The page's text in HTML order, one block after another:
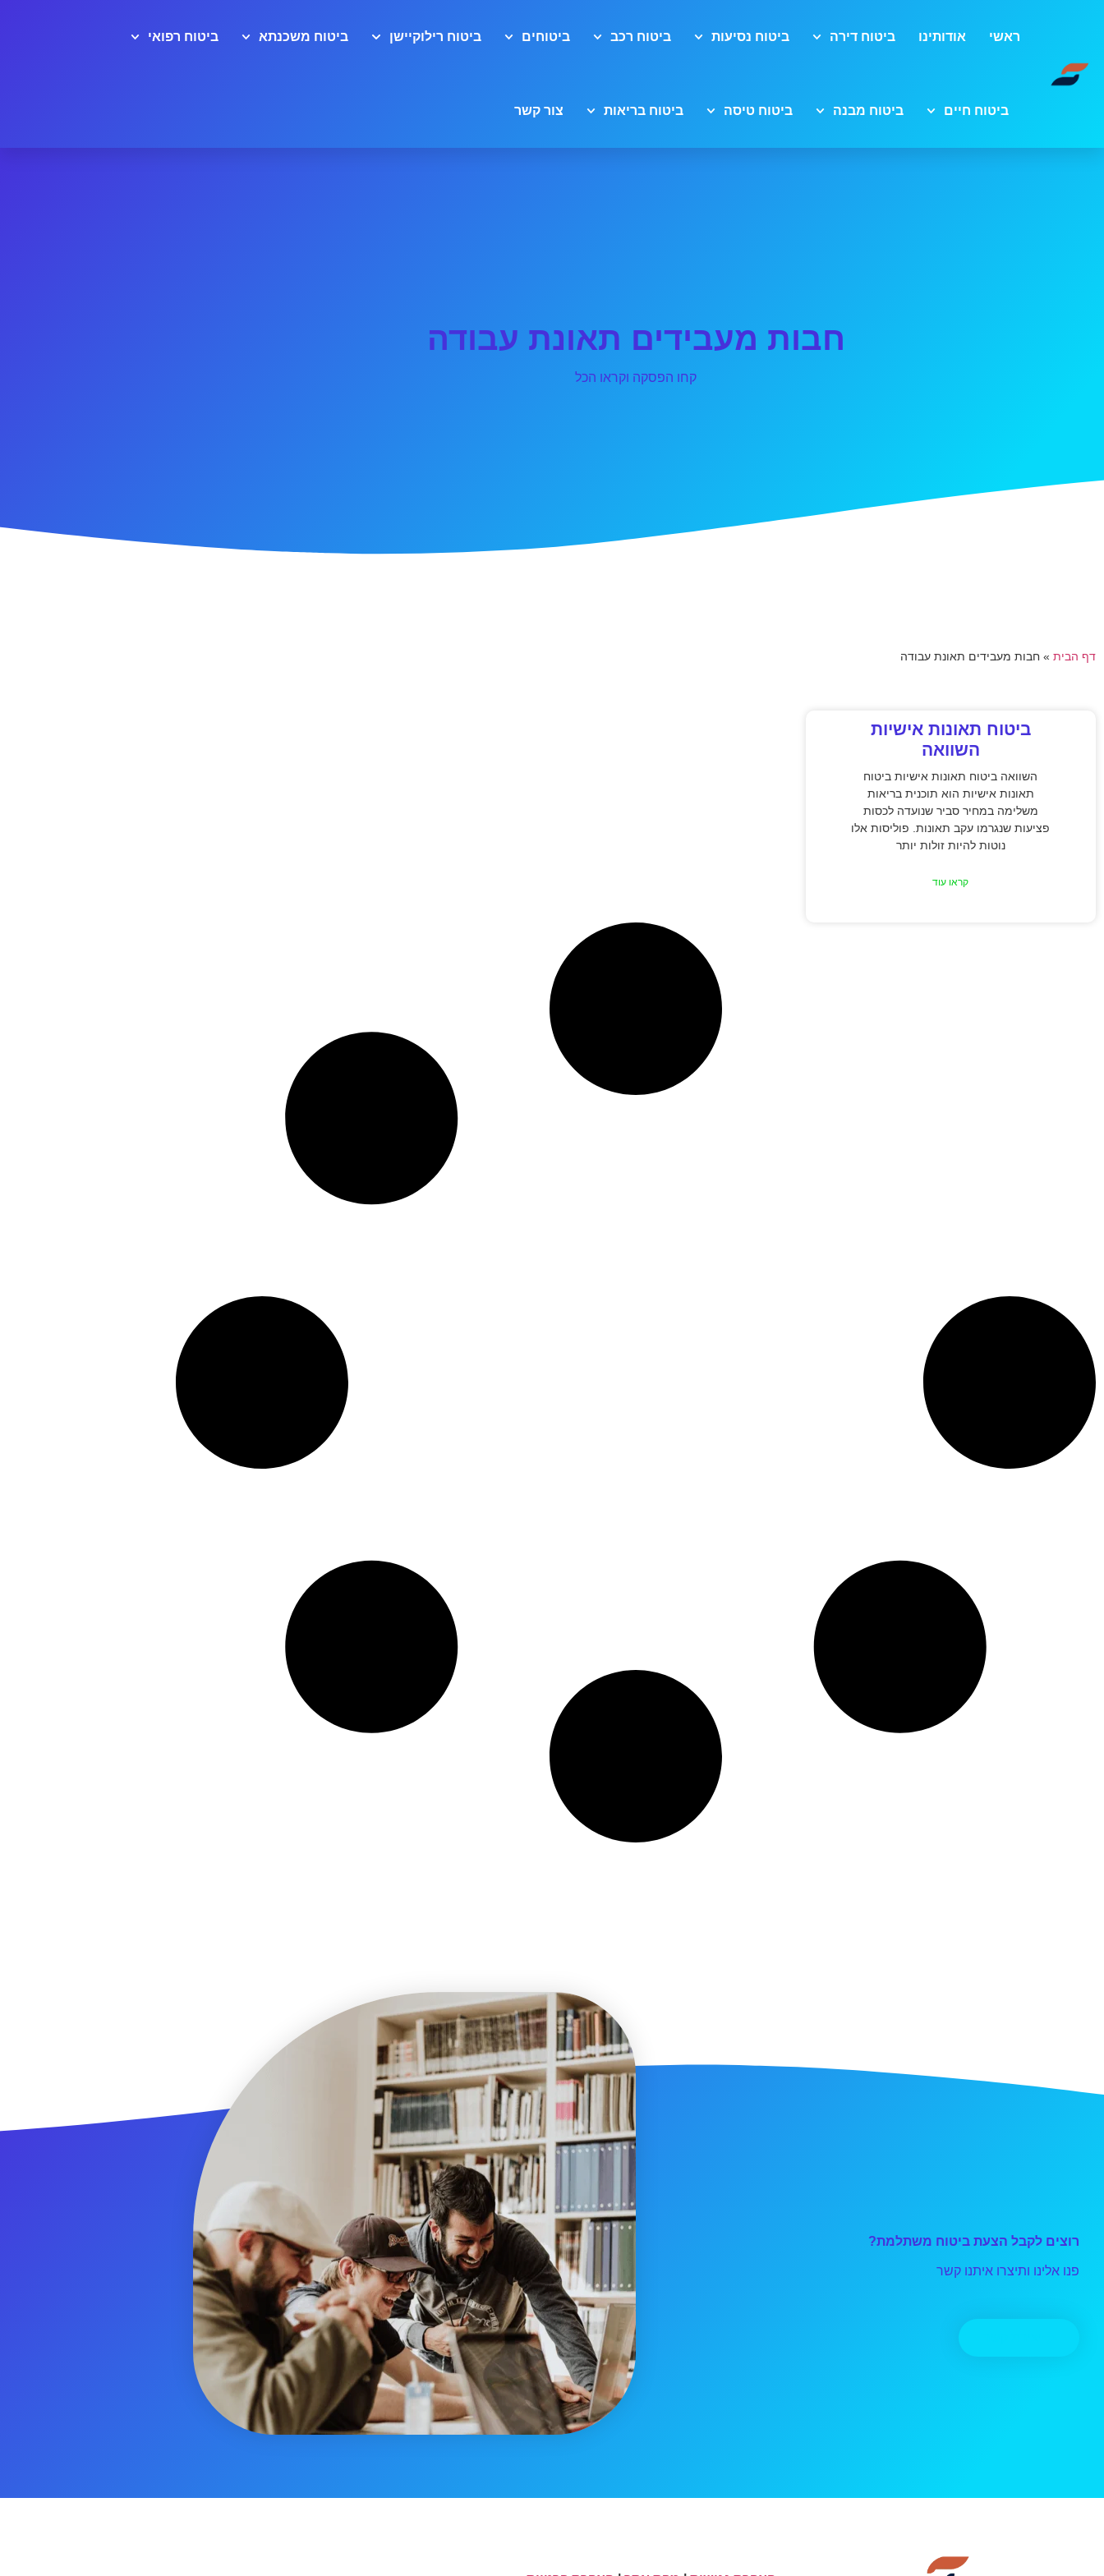
ראשי אודותינו ביטוח דירה ביטוח נסיעות ביטוח רכב ביטוחים ביטוח רילוקיישן ביטוח משכנתא ביטוח רפואי
ביטוח חיים ביטוח מבנה ביטוח טיסה ביטוח בריאות צור קשר
חבות מעבידים תאונת עבודה
קחו הפסקה וקראו הכל
דף הבית » חבות מעבידים תאונת עבודה
ביטוח תאונות אישיות
השוואה
השוואה ביטוח תאונות אישיות ביטוח
תאונות אישיות הוא תוכנית בריאות
משלימה במחיר סביר שנועדה לכסות
פציעות שנגרמו עקב תאונות. פוליסות אלו
נוטות להיות זולות יותר
קראו עוד
רוצים לקבל הצעת ביטוח משתלמת?
פנו אלינו ותיצרו איתנו קשר